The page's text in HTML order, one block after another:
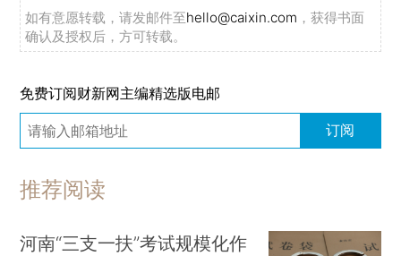
如有意愿转载，请发邮件至hello@caixin.com ，获得书面
确认及授权后，方可转载。
免费订阅财新网主编精选版电邮
订阅
推荐阅读
河南“三支一扶”考试规模化作